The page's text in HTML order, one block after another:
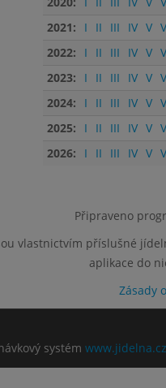
2021:
I II III IV V
2022:
I II III IV V
2023:
I II III IV V
2024:
I II III IV V
2025:
I II III IV V
2026:
I II III IV V
Připraveno
vlastnictvím příslušné
aplikace do
Zásady
systém www.jidelna.cz